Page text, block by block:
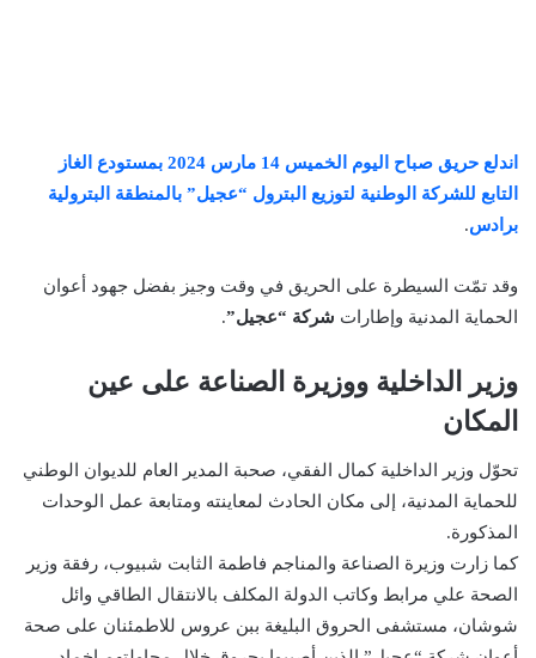
اندلع حريق صباح اليوم الخميس 14 مارس 2024 بمستودع الغاز
التابع للشركة الوطنية لتوزيع البترول “عجيل” بالمنطقة البترولية
برادس.
وقد تمّت السيطرة على الحريق في وقت وجيز بفضل جهود أعوان
الحماية المدنية وإطارات شركة “عجيل”.
وزير الداخلية ووزيرة الصناعة على عين
المكان
تحوّل وزير الداخلية كمال الفقي، صحبة المدير العام للديوان الوطني
للحماية المدنية، إلى مكان الحادث لمعاينته ومتابعة عمل الوحدات
المذكورة.
كما زارت وزيرة الصناعة والمناجم فاطمة الثابت شبيوب، رفقة وزير
الصحة علي مرابط وكاتب الدولة المكلف بالانتقال الطاقي وائل
شوشان، مستشفى الحروق البليغة ببن عروس للاطمئنان على صحة